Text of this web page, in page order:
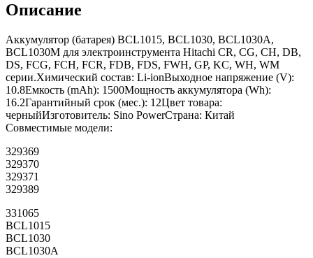
Описание
Аккумулятор (батарея) BCL1015, BCL1030, BCL1030A,
BCL1030M для электроинструмента Hitachi CR, CG, CH, DB,
DS, FCG, FCH, FCR, FDB, FDS, FWH, GP, KC, WH, WM
серии.Химический состав: Li-ionВыходное напряжение (V):
10.8Емкость (mAh): 1500Мощность аккумулятора (Wh):
16.2Гарантийный срок (мес.): 12Цвет товара:
черныйИзготовитель: Sino PowerСтрана: Китай
Совместимые модели:
329369
329370
329371
329389
331065
BCL1015
BCL1030
BCL1030A